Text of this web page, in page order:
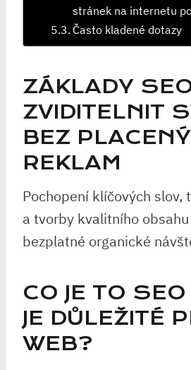
stránek na internetu
Často kladené dotazy
ZÁKLADY
ZVIDITELNIT
BEZ
REKLAM
Pochopení klíčových slov,
a tvorby kvalitního
bezplatné organické
CO JE TO
JE DŮLEŽITÉ
WEB?